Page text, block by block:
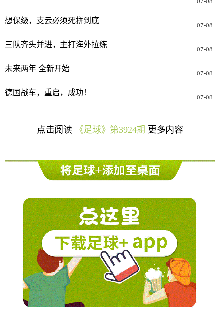
想保级，支云必须死拼到底
07-08
三队齐头并进，主打海外拉练
07-08
未来两年 全新开始
07-08
德国战车，重启，成功！
07-08
点击阅读 《足球》第3924期 更多内容